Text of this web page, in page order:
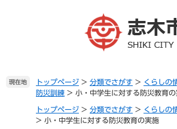
現在地 トップページ > 分類でさがす > くらしの
防災訓練 > 小・中学生に対する防災教育の
トップページ > 分類でさがす > くらしの
> 小・中学生に対する防災教育の実施